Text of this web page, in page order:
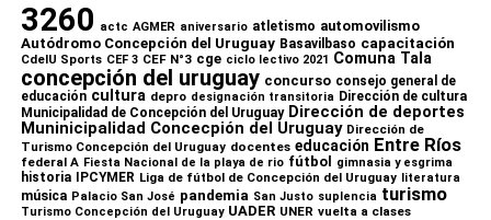
3260 actc AGMER aniversario atletismo automovilismo
Autódromo Concepción del Uruguay Basavilbaso capacitación
CdelU Sports CEF 3 CEF N°3 cge ciclo lectivo 2021 Comuna Tala
concepción del uruguay concurso consejo general de
educación cultura depro designación transitoria Dirección de cultura
Municipalidad de Concepción del Uruguay Dirección de deportes
Muninicipalidad Concecpión del Uruguay Dirección de
Turismo Concepción del Uruguay docentes educación Entre Ríos
federal A Fiesta Nacional de la playa de rio fútbol gimnasia y esgrima
historia IPCYMER Liga de fútbol de Concepción del Uruguay literatura
música Palacio San José pandemia San Justo suplencia turismo
Turismo Concepción del Uruguay UADER UNER vuelta a clases